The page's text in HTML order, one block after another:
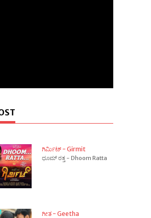
ಗಿರ್ಮಿಟ್ - Girmit
ಧೂಮ್ ರತ್ತ - Dhoom Ratta
ಗೀತ - Geetha